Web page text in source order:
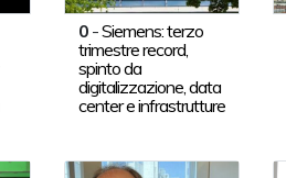
0-Siemens: terzo
trimestre record,
spinto da
digitalizzazione, data
center e infrastrutture